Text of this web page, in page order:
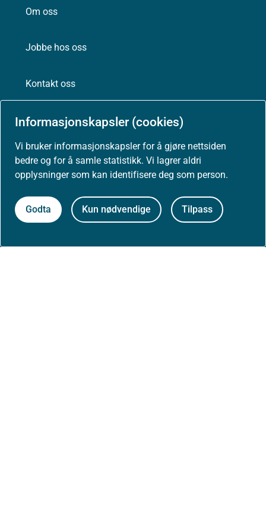
Informasjonskapsler (cookies)
Vi bruker informasjonskapsler for å gjøre nettsiden
bedre og for å samle statistikk. Vi lagrer aldri
opplysninger som kan identifisere deg som person.
Godta Kun nødvendige Tilpass
Om oss
Jobbe hos oss
Kontakt oss
Helsedirektoratet
Aktuelt